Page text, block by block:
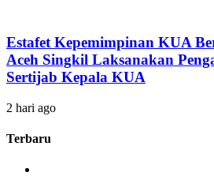
Estafet Kepemimpinan KUA
Aceh Singkil Laksanakan
Sertijab Kepala KUA
2 hari ago
Terbaru